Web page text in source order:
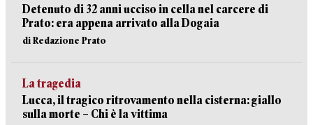
Detenuto di 32 anni ucciso in cella nel carcere di
Prato: era appena arrivato alla Dogaia
di Redazione Prato
La tragedia
Lucca, il tragico ritrovamento nella cisterna: giallo
sulla morte – Chi è la vittima